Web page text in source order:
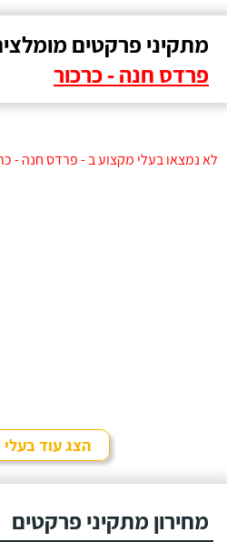
מתקיני פרקטים
פרדס חנה - כרכור
לא נמצאו בעלי מקצוע ב - פרדס חנה -
הצג עוד
מחירון מתקיני פרקטים